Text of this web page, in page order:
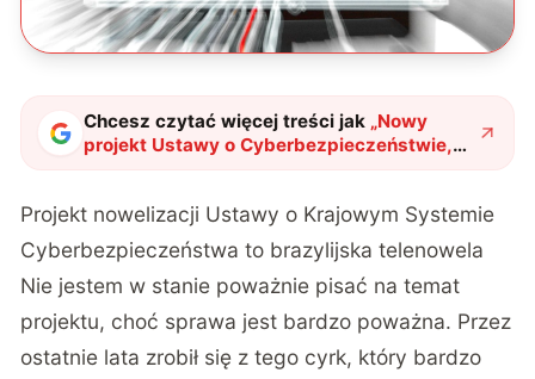
Chcesz czytać więcej treści jak „Nowy
projekt Ustawy o Cyberbezpieczeństwie,
nowy rząd, ale błędy… nadal te same?"?
Projekt nowelizacji Ustawy o Krajowym Systemie
Cyberbezpieczeństwa to brazylijska telenowela
Nie jestem w stanie poważnie pisać na temat
projektu, choć sprawa jest bardzo poważna. Przez
ostatnie lata zrobił się z tego cyrk, który bardzo